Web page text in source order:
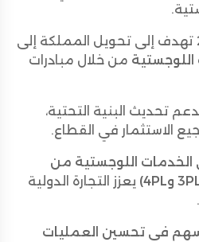
تهدف إلى تحويل المملكة إلى
من خلال مبادرات
تحديث البنية التحتية،
الاستثمار في القطاع.
اللوجستية من
يعزز التجارة الدولية
في تحسين العمليات